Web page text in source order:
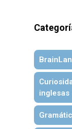
inglesas